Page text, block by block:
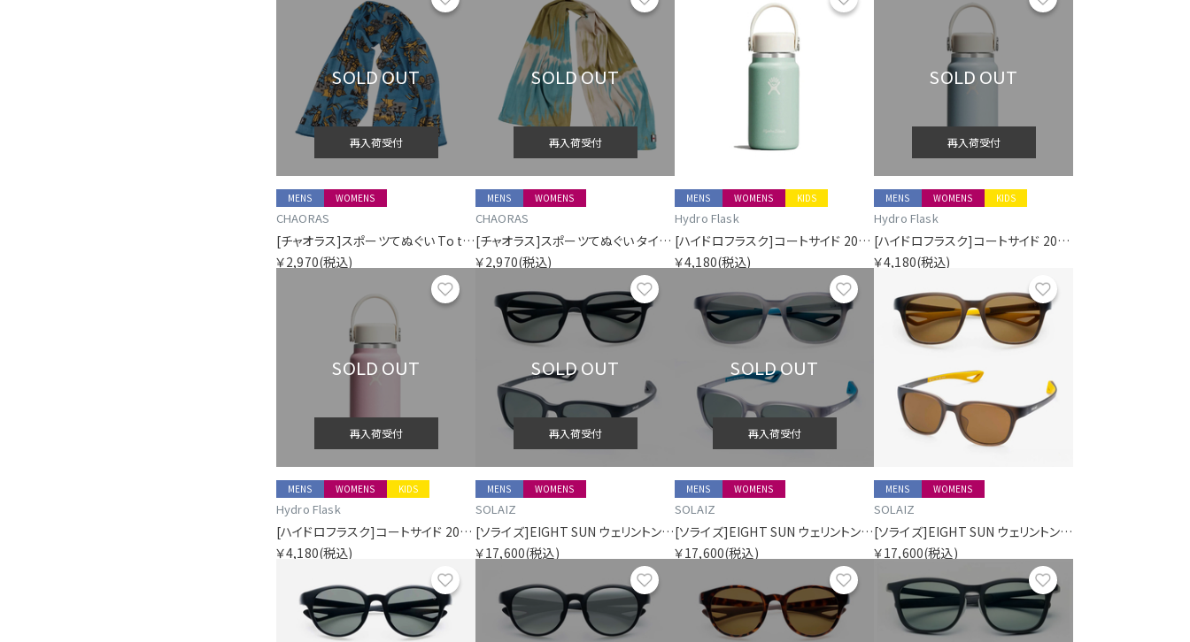
SOLD OUT
再入荷受付
MENS WOMENS
CHAORAS
[チャオラス]スポーツてぬぐい To the trails
￥2,970(税込)
SOLD OUT
再入荷受付
MENS WOMENS
CHAORAS
[チャオラス]スポーツてぬぐい タイダイキャニオン
￥2,970(税込)
MENS WOMENS KIDS
Hydro Flask
[ハイドロフラスク]コートサイド 200ミリリットル マイクロ ハイドロ シケイダグリーン
￥4,180(税込)
SOLD OUT
再入荷受付
MENS WOMENS KIDS
Hydro Flask
[ハイドロフラスク]コートサイド 200ミリリットル マイクロ ハイドロ シーラスブルー
￥4,180(税込)
お気に入り
SOLD OUT
再入荷受付
MENS WOMENS KIDS
Hydro Flask
[ハイドロフラスク]コートサイド 200ミリリットル マイクロ ハイドロ ローズヒップピンク
￥4,180(税込)
SOLD OUT
再入荷受付
MENS WOMENS
SOLAIZ
[ソライズ]EIGHT SUN ウェリントン 偏光モデル
￥17,600(税込)
SOLD OUT
再入荷受付
MENS WOMENS
SOLAIZ
[ソライズ]EIGHT SUN ウェリントン 偏光モデル
￥17,600(税込)
MENS WOMENS
SOLAIZ
[ソライズ]EIGHT SUN ウェリントン 偏光モデル
￥17,600(税込)
お気に入り お気に入り